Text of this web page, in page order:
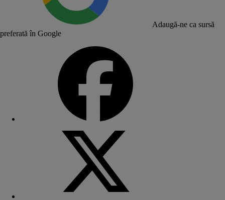
Adaugă-ne ca sursă
preferată în Google